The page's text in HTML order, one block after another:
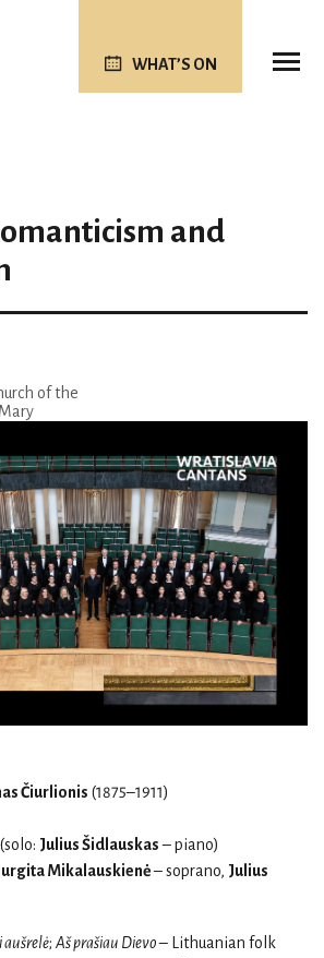
WHAT’S ON
and
of the
Čiurlionis (1875–1911)
Julius Šidlauskas– piano)
Mikalauskienė– soprano, Julius
aušrelė; Aš prašiau Dievo– Lithuanian folk